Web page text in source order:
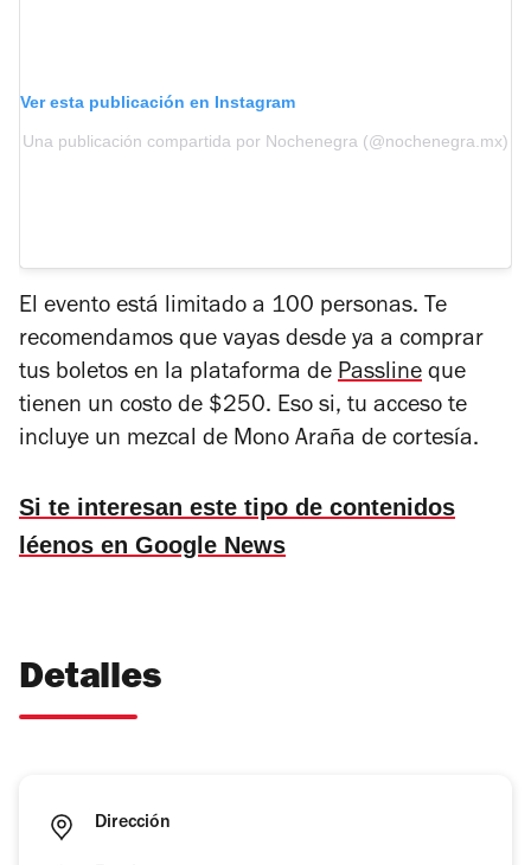
Ver esta publicación en Instagram
Una publicación compartida por Nochenegra (@nochenegra.mx)
El evento está limitado a 100 personas. Te
recomendamos que vayas desde ya a comprar
tus boletos en la plataforma de Passline que
tienen un costo de $250. Eso si, tu acceso te
incluye un mezcal de Mono Araña de cortesía.
Si te interesan este tipo de contenidos
léenos en Google News
Detalles
Dirección